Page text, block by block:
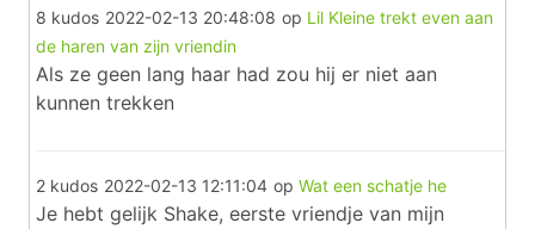
8 kudos 2022-02-13 20:48:08 op Lil Kleine trekt even aan
de haren van zijn vriendin
Als ze geen lang haar had zou hij er niet aan
kunnen trekken
2 kudos 2022-02-13 12:11:04 op Wat een schatje he
Je hebt gelijk Shake, eerste vriendje van mijn